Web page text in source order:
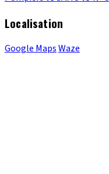
Localisation
Google MapsWaze